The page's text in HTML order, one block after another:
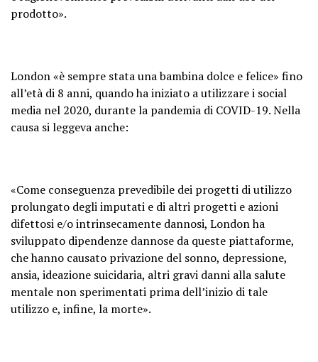
prodotto».
London «è sempre stata una bambina dolce e felice» fino
all’età di 8 anni, quando ha iniziato a utilizzare i social
media nel 2020, durante la pandemia di COVID-19. Nella
causa si leggeva anche:
«Come conseguenza prevedibile dei progetti di utilizzo
prolungato degli imputati e di altri progetti e azioni
difettosi e/o intrinsecamente dannosi, London ha
sviluppato dipendenze dannose da queste piattaforme,
che hanno causato privazione del sonno, depressione,
ansia, ideazione suicidaria, altri gravi danni alla salute
mentale non sperimentati prima dell’inizio di tale
utilizzo e, infine, la morte».